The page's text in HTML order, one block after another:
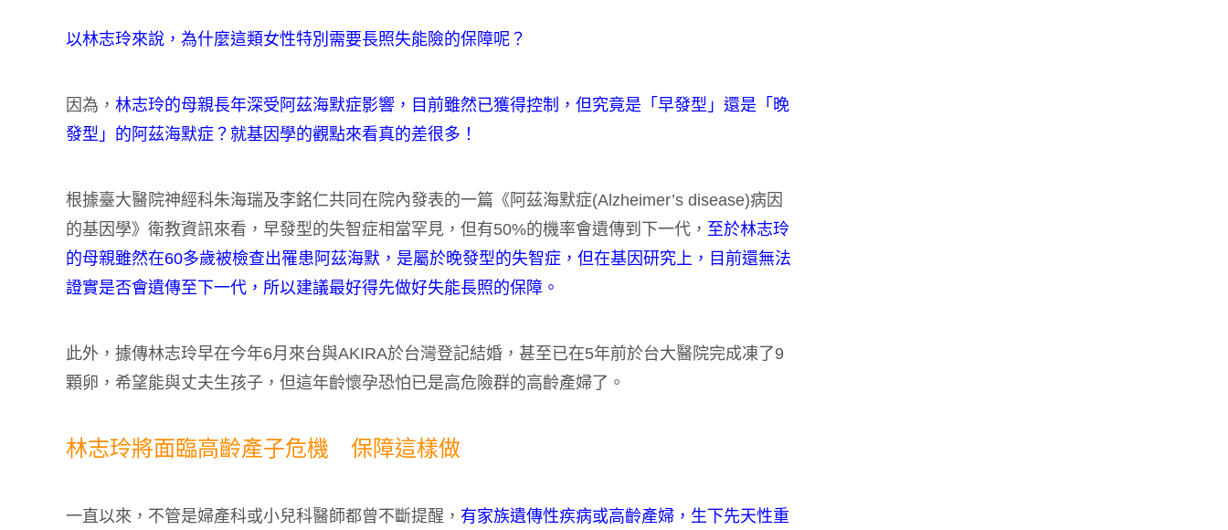
以林志玲來說，為什麼這類女性特別需要長照失能險的保障呢？
因為， 林志玲的母親長年深受阿茲海默症影響，目前雖然已獲得控制，但究竟是「早發型」還是「晚
發型」的阿茲海默症？就基因學的觀點來看真的差很多！
根據臺大醫院神經科朱海瑞及李銘仁共同在院內發表的一篇《阿茲海默症(Alzheimer’s disease)病因
的基因學》衛教資訊來看，早發型的失智症相當罕見，但有50%的機率會遺傳到下一代， 至於林志玲
的母親雖然在60多歲被檢查出罹患阿茲海默，是屬於晚發型的失智症，但在基因研究上，目前還無法
證實是否會遺傳至下一代，所以建議最好得先做好失能長照的保障。
此外，據傳林志玲早在今年6月來台與AKIRA於台灣登記結婚，甚至已在5年前於台大醫院完成凍了9
顆卵，希望能與丈夫生孩子，但這年齡懷孕恐怕已是高危險群的高齡產婦了。
林志玲將面臨高齡產子危機 保障這樣做
一直以來，不管是婦產科或小兒科醫師都曾不斷提醒， 有家族遺傳性疾病或高齡產婦，生下先天性重